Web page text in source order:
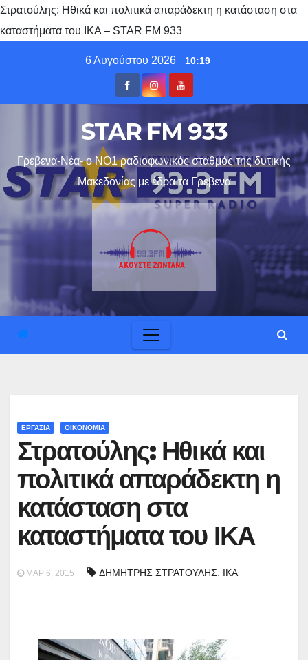
Στρατούλης: Ηθικά και πολιτικά απαράδεκτη η κατάσταση στα
καταστήματα του ΙΚΑ – STAR FM 933
6 Αυγούστου 2026 10:19
STAR FM 933
Γρεβενά-Νέα- ο ΝΟ1 ραδιοφωνικός σταθμός της δυτικής
Μακεδονίας με έδρα τα Γρεβενα
ΕΡΓΑΣΙΑ ΟΙΚΟΝΟΜΙΑ
Στρατούλης: Ηθικά και
πολιτικά απαράδεκτη η
κατάσταση στα
καταστήματα του ΙΚΑ
ΜΑΡ 6, 2015 ΔΗΜΗΤΡΗΣ ΣΤΡΑΤΟΥΛΗΣ, ΙΚΑ